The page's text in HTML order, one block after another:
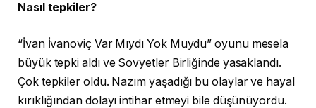
Nasıl tepkiler?
“İvan İvanoviç Var Mıydı Yok Muydu” oyunu mesela
büyük tepki aldı ve Sovyetler Birliğinde yasaklandı.
Çok tepkiler oldu. Nazım yaşadığı bu olaylar ve hayal
kırıklığından dolayı intihar etmeyi bile düşünüyordu.